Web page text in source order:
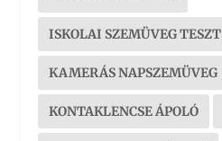
ISKOLAI SZEMÜVEG TESZT
KAMERÁS NAPSZEMÜVEG
KONTAKLENCSE ÁPOLÓ